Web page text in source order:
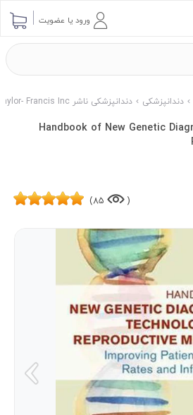
ورود یا عضویت
دندانپزشکی دندانپزشکی ناشر Taylor- Francis Inc
Handbook of New Genetic
(
85)